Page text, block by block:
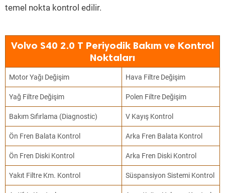
temel nokta kontrol edilir.
Volvo S40 2.0 T Periyodik Bakım ve Kontrol
Noktaları
Motor Yağı Değişim Hava Filtre Değişim
Yağ Filtre Değişim Polen Filtre Değişim
Bakım Sıfırlama (Diagnostic) V Kayış Kontrol
Ön Fren Balata Kontrol Arka Fren Balata Kontrol
Ön Fren Diski Kontrol Arka Fren Diski Kontrol
Yakıt Filtre Km. Kontrol Süspansiyon Sistemi Kontrol